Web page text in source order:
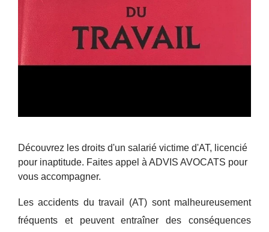
Découvrez les droits d'un salarié victime d'AT, licencié
pour inaptitude. Faites appel à ADVIS AVOCATS pour
vous accompagner.
Les accidents du travail (AT) sont malheureusement
fréquents et peuvent entraîner des conséquences